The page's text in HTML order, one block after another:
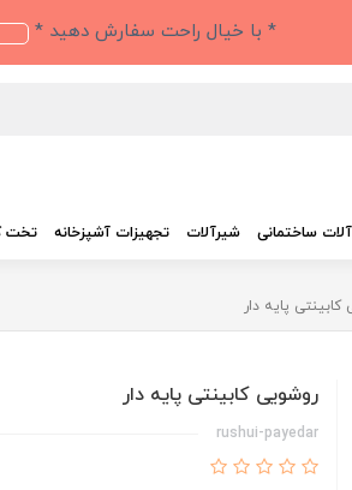
* با خیال راحت سفارش دهید *
ساختمانی شیرآلات تجهیزات آشپزخانه تخت
پایه دار
روشویی کابینتی پایه دار
rushui-payedar